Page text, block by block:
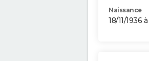
Naissance
18/11/1936 à